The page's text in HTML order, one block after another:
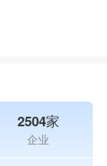
2504家
企业